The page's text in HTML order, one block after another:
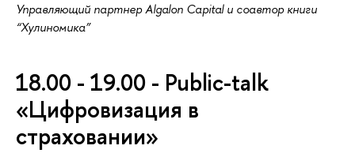
Управляющий партнер Algalon Capital и соавтор книги
“Хулиномика”
18.00 - 19.00 - Public-talk
«Цифровизация в
страховании»